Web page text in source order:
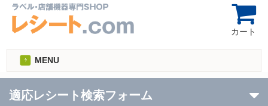
カート
MENU
適応レシート検索フォーム